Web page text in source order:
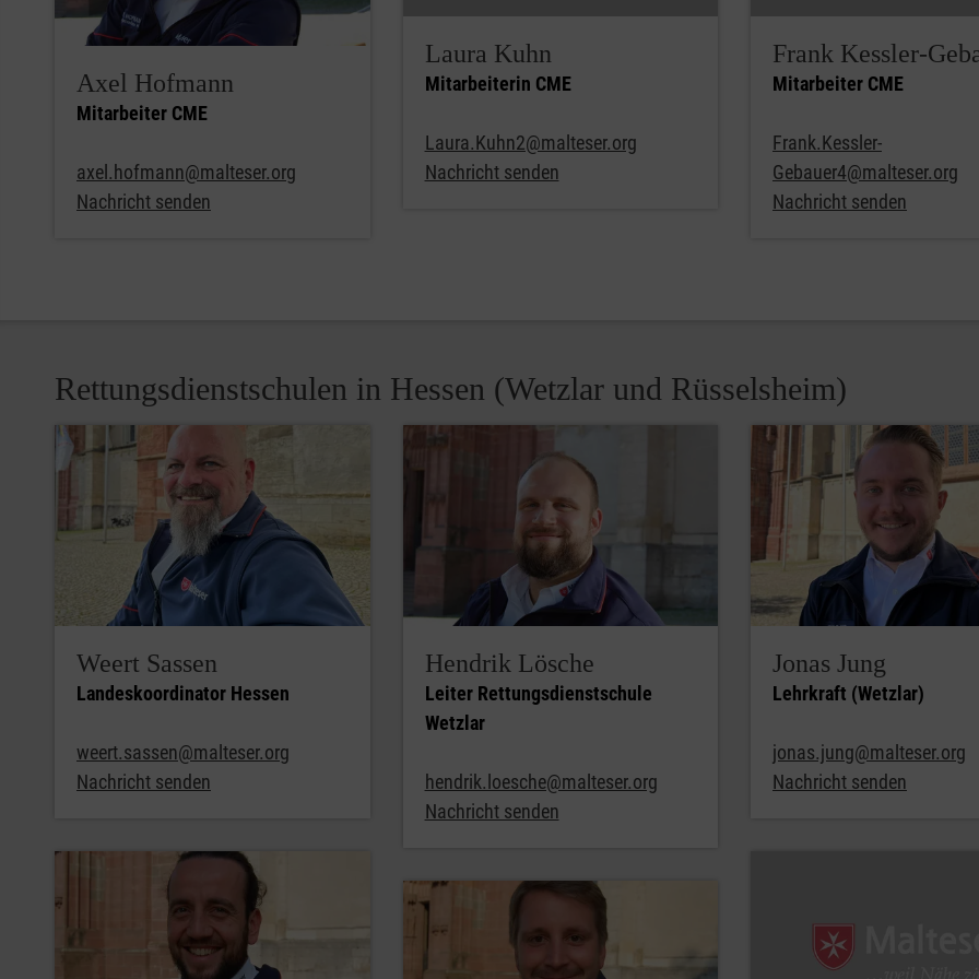
Axel Hofmann
Mitarbeiter CME
axel.hofmann@malteser.org
Nachricht senden
Laura Kuhn
Mitarbeiterin CME
Laura.Kuhn2@malteser.org
Nachricht senden
Frank Kessler-
Mitarbeiter CME
Frank.Kessler-
Gebauer4@malteser.org
Nachricht senden
Rettungsdienstschulen in Hessen (Wetzlar und Rüsselsheim)
Weert Sassen
Landeskoordinator Hessen
weert.sassen@malteser.org
Nachricht senden
Hendrik Lösche
Leiter Rettungsdienstschule
Wetzlar
hendrik.loesche@malteser.org
Nachricht senden
Jonas Jung
Lehrkraft (Wetzlar)
jonas.jung@malteser.org
Nachricht senden